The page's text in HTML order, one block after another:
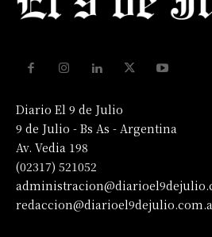
Diario El 9 de Julio
9 de Julio - Bs As - Argentina
Av. Vedia 198
(02317) 521052